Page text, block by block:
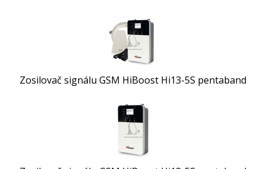
Zosilovač signálu GSM HiBoost Hi13-5S pentaband